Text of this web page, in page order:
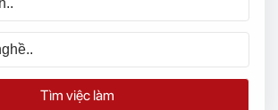
Tìm việc làm